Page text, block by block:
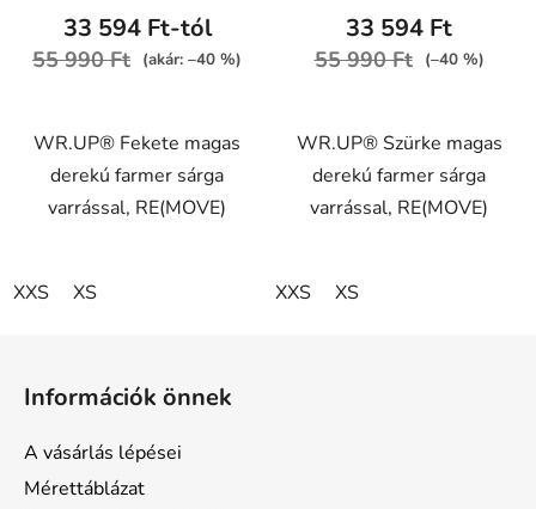
33 594 Ft-tól
55 990 Ft (akár: –40 %)
WR.UP® Fekete magas
derekú farmer sárga
varrással, RE(MOVE)
XXS XS
átlagos
értékelése
5,0
csillag.
33 594 Ft
55 990 Ft (–40 %)
WR.UP® Szürke magas
derekú farmer sárga
varrással, RE(MOVE)
XXS XS
Információk önnek
A vásárlás lépései
Mérettáblázat